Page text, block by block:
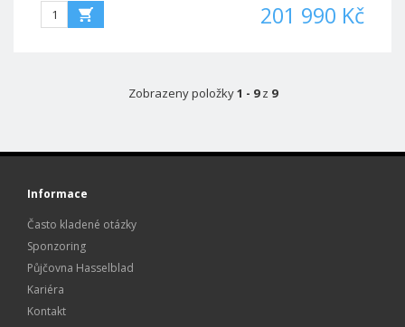
201 990 Kč
Zobrazeny položky1 - 9z 9
Informace
Často kladené otázky
Sponzoring
Půjčovna Hasselblad
Kariéra
Kontakt